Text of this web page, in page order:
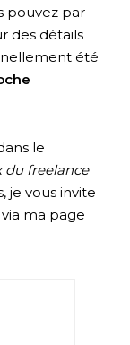
pouvez par
des détails
été
le
du freelance
je vous invite
ma page